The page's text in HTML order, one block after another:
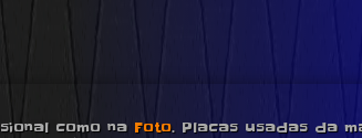
como na Foto. Placas usadas da